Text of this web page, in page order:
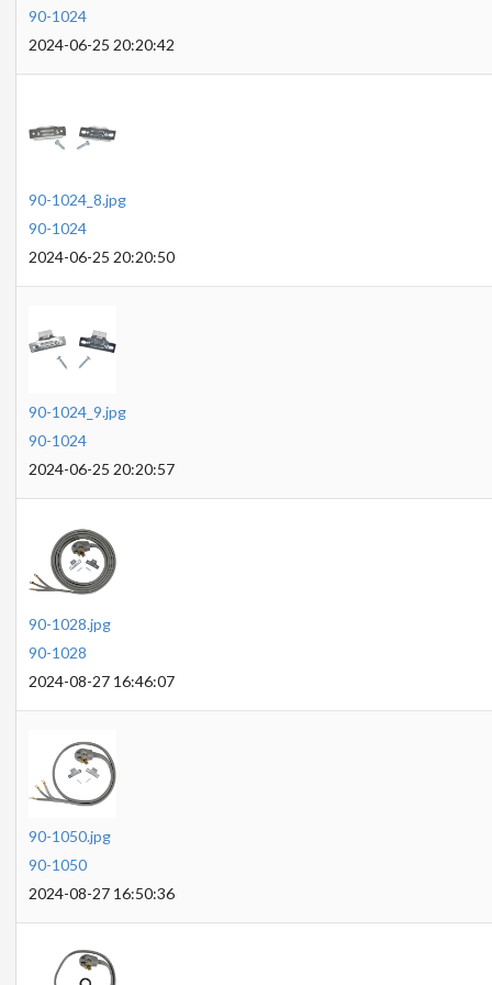
90-1024
2024-06-25 20:20:42
90-1024_8.jpg
90-1024
2024-06-25 20:20:50
90-1024_9.jpg
90-1024
2024-06-25 20:20:57
90-1028.jpg
90-1028
2024-08-27 16:46:07
90-1050.jpg
90-1050
2024-08-27 16:50:36